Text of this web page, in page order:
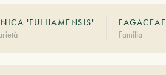
'FULHAMENSIS'
FAGACEAE
Familia